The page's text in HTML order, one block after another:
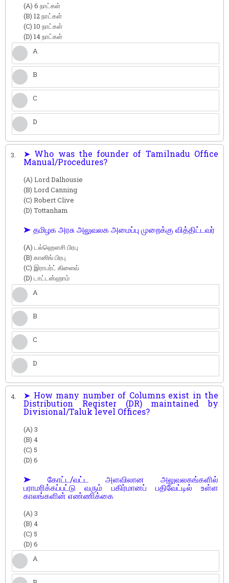
(A) 6 நாட்கள்
(B) 12 நாட்கள்
(C) 10 நாட்கள்
(D) 14 நாட்கள்
A
B
C
D
3. ➤ Who was the founder of Tamilnadu Office
Manual/Procedures?
(A) Lord Dalhousie
(B) Lord Canning
(C) Robert Clive
(D) Tottanham
➤ தமிழக அரசு அலுவலக அமைப்பு முறைக்கு வித்திட்டவர்
(A) டல்ஹௌசி பிரபு
(B) கானிங் பிரபு
(C) இராபர்ட் கிளைவ்
(D) டாட்டன்ஹாம்
A
B
C
D
4. ➤ How many number of Columns exist in the
Distribution Register (DR) maintained by
Divisional/Taluk level Offices?
(A) 3
(B) 4
(C) 5
(D) 6
➤ கோட்ட/வட்ட அளவிலான அலுவலகங்களில்
பராமரிக்கப்பட்டு வரும் பகிர்மானப் பதிவேட்டில் உள்ள
காலங்களின் எண்ணிக்கை
(A) 3
(B) 4
(C) 5
(D) 6
A